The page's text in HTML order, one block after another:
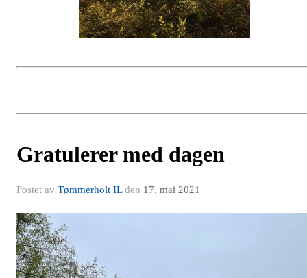
Gratulerer med dagen
Postet av Tømmerholt ILden 17. mai 2021